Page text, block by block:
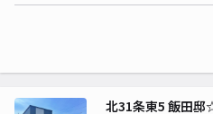
北31条東5 飯田